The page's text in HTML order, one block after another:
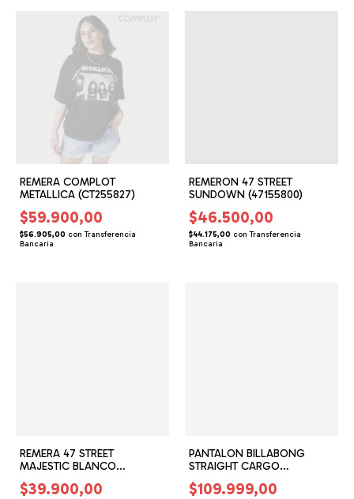
REMERA COMPLOT
METALLICA (CT255827)
$59.900,00
$56.905,00 con Transferencia
Bancaria
REMERON 47 STREET
SUNDOWN (47155800)
$46.500,00
$44.175,00 con Transferencia
Bancaria
REMERA 47 STREET
MAJESTIC BLANCO
(47245813)
$39.900,00
PANTALON BILLABONG
STRAIGHT CARGO
(BG152504)
$109.999,00